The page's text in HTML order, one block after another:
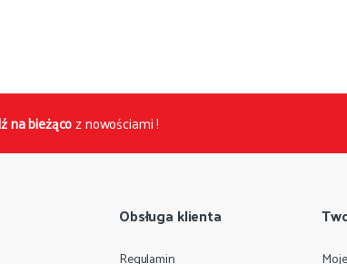
na bieżącoz nowościami !
Obsługa klienta
Regulamin